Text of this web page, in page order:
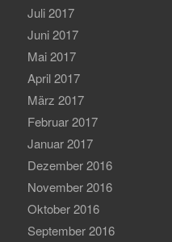
Juli 2017
Juni 2017
Mai 2017
April 2017
März 2017
Februar 2017
Januar 2017
Dezember 2016
November 2016
Oktober 2016
September 2016